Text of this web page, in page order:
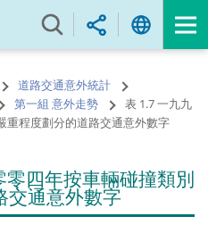
道路交通意外統計
第一組 意外走勢
表 1.7 一九九
重程度劃分的道路交通意外數字
四年按車輛碰撞類別
交通意外數字